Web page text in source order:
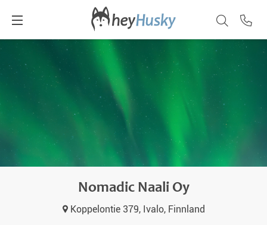
Nomadic Naali Oy
Koppelontie 379, Ivalo, Finnland